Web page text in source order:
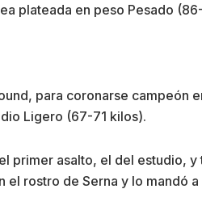
plateada en peso Pesado
para coronarse campeón
Ligero (67-71 kilos).
asalto, el del estudio,
rostro de Serna y lo mandó a